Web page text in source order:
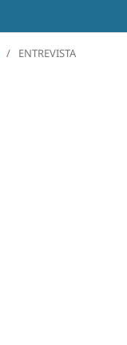
/ ENTREVISTA